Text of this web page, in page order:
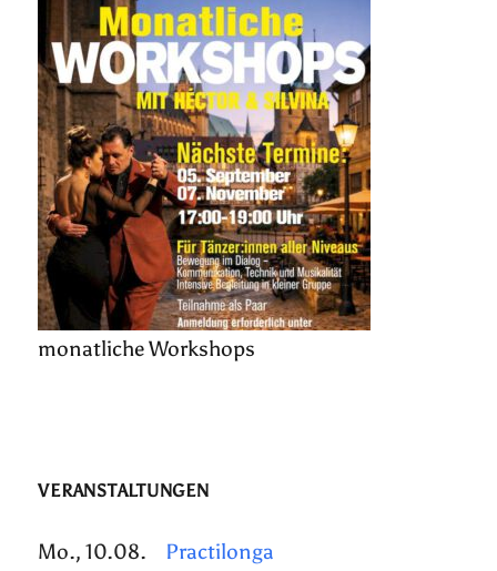
monatliche Workshops
VERANSTALTUNGEN
Mo., 10.08.
Practilonga